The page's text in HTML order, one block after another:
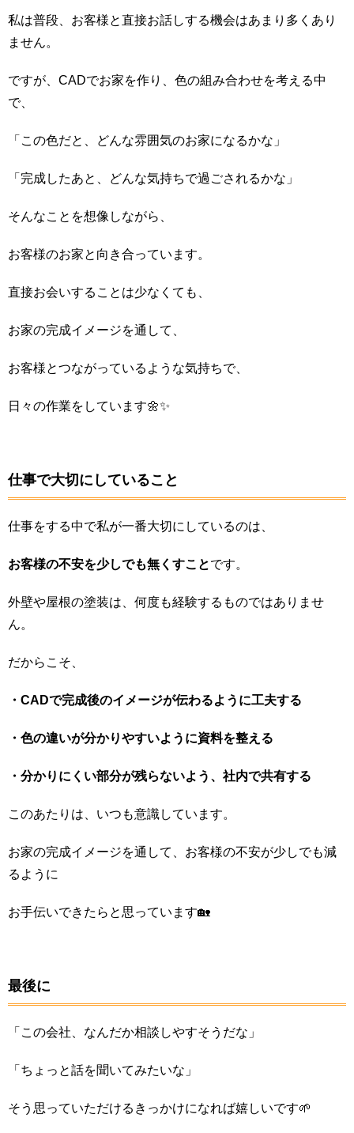
私は普段、お客様と直接お話しする機会はあまり多くあり
ません。
ですが、CADでお家を作り、色の組み合わせを考える中
で、
「この色だと、どんな雰囲気のお家になるかな」
「完成したあと、どんな気持ちで過ごされるかな」
そんなことを想像しながら、
お客様のお家と向き合っています。
直接お会いすることは少なくても、
お家の完成イメージを通して、
お客様とつながっているような気持ちで、
日々の作業をしています🌼✨
仕事で大切にしていること
仕事をする中で私が一番大切にしているのは、
お客様の不安を少しでも無くすことです。
外壁や屋根の塗装は、何度も経験するものではありませ
ん。
だからこそ、
・CADで完成後のイメージが伝わるように工夫する
・色の違いが分かりやすいように資料を整える
・分かりにくい部分が残らないよう、社内で共有する
このあたりは、いつも意識しています。
お家の完成イメージを通して、お客様の不安が少しでも減
るように
お手伝いできたらと思っています🏡
最後に
「この会社、なんだか相談しやすそうだな」
「ちょっと話を聞いてみたいな」
そう思っていただけるきっかけになれば嬉しいです🌱